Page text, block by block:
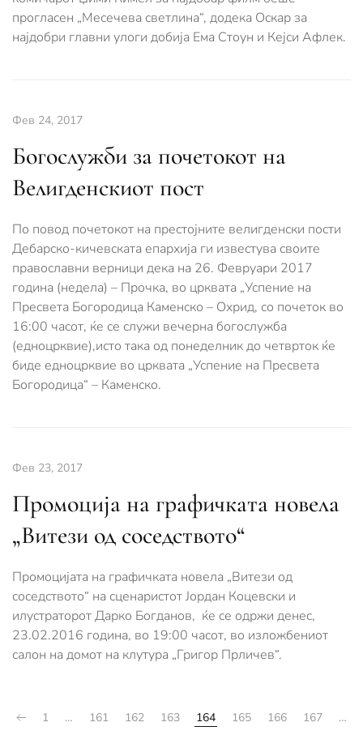
прогласен „Месечева светлина“, додека Оскар за
најдобри главни улоги добија Ема Стоун и Кејси Афлек.
Фев 24, 2017
Богослужби за почетокот на
Велигденскиот пост
По повод почетокот на престојните велигденски пости
Дебарско-кичевската епархија ги известува своите
православни верници дека на 26. Февруари 2017
година (недела) – Прочка, во црквата „Успение на
Пресвета Богородица Каменско – Охрид, со почеток во
16:00 часот, ќе се служи вечерна богослужба
(едноцрквие),исто така од понеделник до четврток ќе
биде едноцрквие во црквата „Успение на Пресвета
Богородица“ – Каменско.
Фев 23, 2017
Промоција на графичката новела
„Витези од соседството“
Промоцијата на графичката новела „Витези од
соседството“ на сценаристот Јордан Коцевски и
илустраторот Дарко Богданов, ќе се одржи денес,
23.02.2016 година, во 19:00 часот, во изложбениот
салон на домот на клутура „Григор Прличев“.
1 … 161 162 163 164 165 166 167
…